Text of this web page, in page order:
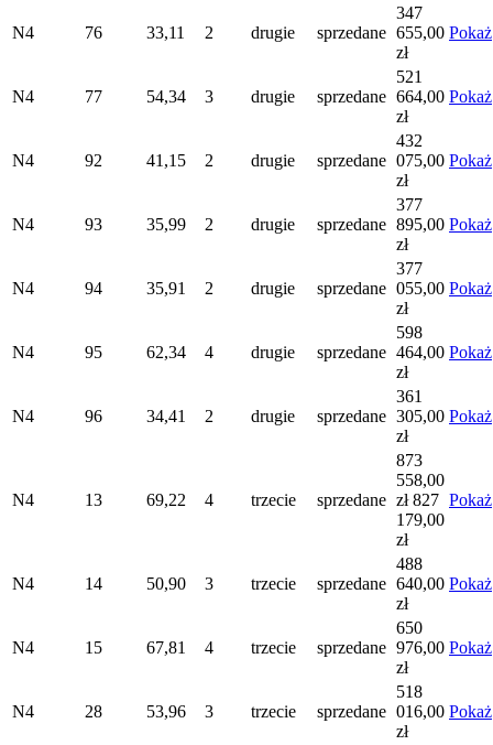
N4 76 33,11 2 drugie sprzedane
347
655,00
zł
Pokaż
N4 77 54,34 3 drugie sprzedane
521
664,00
zł
Pokaż
N4 92 41,15 2 drugie sprzedane
432
075,00
zł
Pokaż
N4 93 35,99 2 drugie sprzedane
377
895,00
zł
Pokaż
N4 94 35,91 2 drugie sprzedane
377
055,00
zł
Pokaż
N4 95 62,34 4 drugie sprzedane
598
464,00
zł
Pokaż
N4 96 34,41 2 drugie sprzedane
361
305,00
zł
Pokaż
N4 13 69,22 4 trzecie sprzedane
873
558,00
zł827
179,00
zł
Pokaż
N4 14 50,90 3 trzecie sprzedane
488
640,00
zł
Pokaż
N4 15 67,81 4 trzecie sprzedane
650
976,00
zł
Pokaż
N4 28 53,96 3 trzecie sprzedane
518
016,00
zł
Pokaż